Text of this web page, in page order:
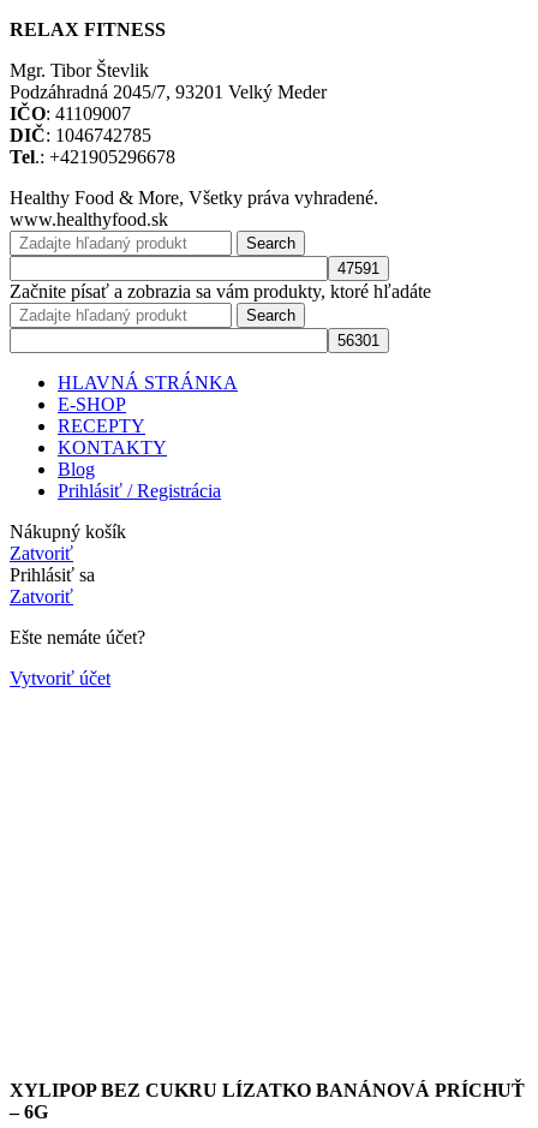
RELAX FITNESS
Mgr. Tibor Števlik
Podzáhradná 2045/7, 93201 Velký Meder
IČO: 41109007
DIČ: 1046742785
Tel.: +421905296678
Healthy Food & More, Všetky práva vyhradené.
www.healthyfood.sk
Search
Začnite písať a zobrazia sa vám produkty, ktoré hľadáte
Search
HLAVNÁ STRÁNKA
E-SHOP
RECEPTY
KONTAKTY
Blog
Prihlásiť / Registrácia
Nákupný košík
Zatvoriť
Prihlásiť sa
Zatvoriť
Ešte nemáte účet?
Vytvoriť účet
XYLIPOP BEZ CUKRU LÍZATKO BANÁNOVÁ PRÍCHUŤ
– 6G